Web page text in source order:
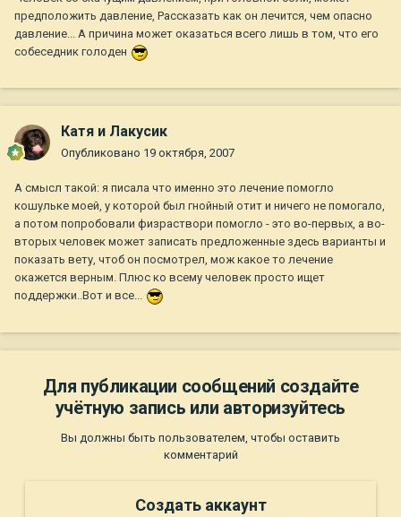
предположить давление, Рассказать как он лечится, чем опасно
давление... А причина может оказаться всего лишь в том, что его
собеседник голоден
Катя и Лакусик
Опубликовано 19 октября, 2007
А смысл такой: я писала что именно это лечение помогло
кошульке моей, у которой был гнойный отит и ничего не помогало,
а потом попробовали физраствори помогло - это во-первых, а во-
вторых человек может записать предложенные здесь варианты и
показать вету, чтоб он посмотрел, мож какое то лечение
окажется верным. Плюс ко всему человек просто ищет
поддержки..Вот и все...
Для публикации сообщений создайте
учётную запись или авторизуйтесь
Вы должны быть пользователем, чтобы оставить
комментарий
Создать аккаунт